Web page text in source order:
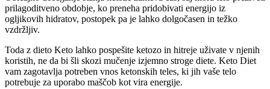
prilagoditveno obdobje, ko preneha pridobivati ​​energijo iz
ogljikovih hidratov, postopek pa je lahko dolgočasen in težko
vzdržljiv.
Toda z dieto Keto lahko pospešite ketozo in hitreje uživate v njenih
koristih, ne da bi šli skozi mučenje izjemno stroge diete. Keto Diet
vam zagotavlja potreben vnos ketonskih teles, ki jih vaše telo
potrebuje za uporabo maščob kot vira energije.